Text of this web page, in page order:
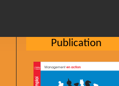
Publication